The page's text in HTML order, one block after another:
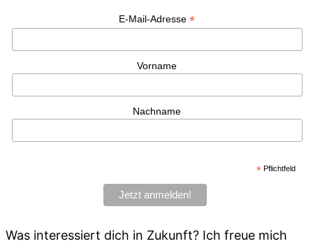
E-Mail-Adresse *
Vorname
Nachname
*Pflichtfeld
Was interessiert dich in Zukunft? Ich freue mich